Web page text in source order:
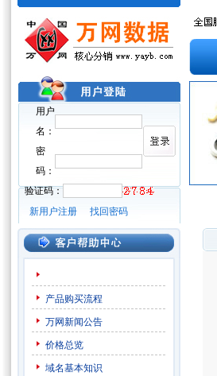
用户
名：
密
码：
验证码：
新用户注册
找回密码
产品购买流程
万网新闻公告
价格总览
域名基本知识